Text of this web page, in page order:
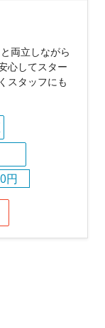
両立しながら
心してスター
スタッフにも
円